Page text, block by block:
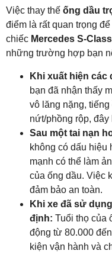
Việc thay thế ống dầu
điểm là rất quan trọng
chiếc Mercedes S-
những trường hợp bạn
Khi xuất hiện các
bạn đã nhận thấy
vô lăng nặng,
nứt/phồng rộp,
Sau một tai nạn
không có dấu hiệu
mạnh có thể làm
của ống dầu. Việc
đảm bảo an toàn.
Khi xe đã sử
định: Tuổi thọ của
động từ 80.000
kiện vận hành và